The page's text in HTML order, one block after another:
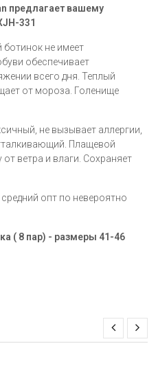
предлагает вашему
331
ботинок не имеет
обеспечивает
всего дня. Теплый
от мороза. Голенище
не вызывает аллергии,
Плащевой
ветра и влаги. Сохраняет
опт по невероятно
( 8 пар) - размеры 41-46